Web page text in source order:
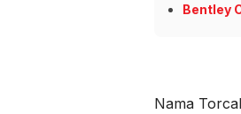
Bentley
Nama